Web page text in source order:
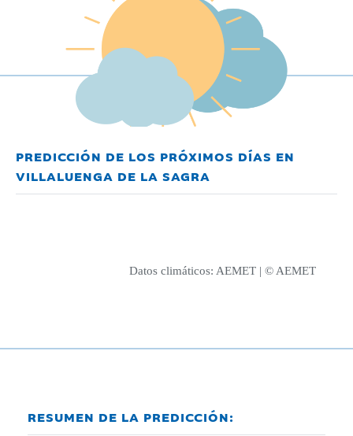
PREDICCIÓN DE LOS PRÓXIMOS DÍAS EN
VILLALUENGA DE LA SAGRA
Datos climáticos: AEMET | © AEMET
RESUMEN DE LA PREDICCIÓN: